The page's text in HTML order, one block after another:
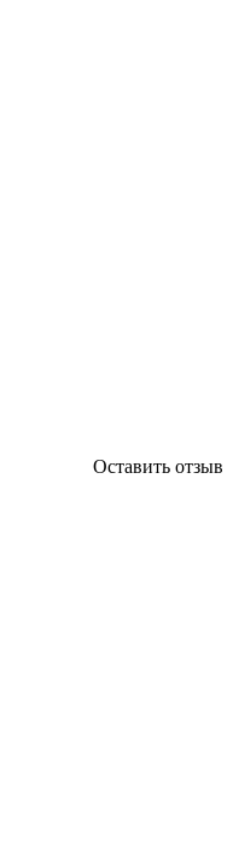
Оставить отзыв